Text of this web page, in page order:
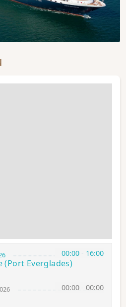
00:00 16:00
(Port Everglades)
00:00 00:00